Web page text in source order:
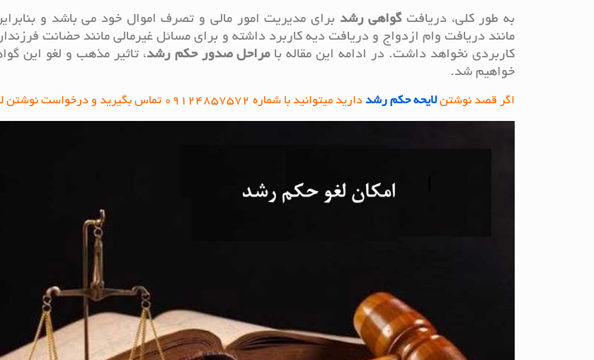
به طور کلی، دریافتگواهی رشد برای مدیریت امور مالی و تصرف اموال خود می باشد و
مانند دریافت وام ازدواج و دریافت دیه کاربرد داشته و برای مسائل غیرمالی مانند حضانت
کاربردی نخواهد داشت. در ادامه این مقاله بامراحل صدور حکم رشد، تاثیر مذهب و لغو این
خواهیم شد.
اگر قصد نوشتن لایحه حکم رشد دارید میتوانید با شماره 09124857572 تماس بگیرید و درخواست نوشتن لایحه را بدهید